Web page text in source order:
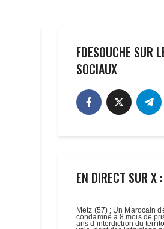
FDESOUCHE SUR
SOCIAUX
EN DIRECT SUR X :